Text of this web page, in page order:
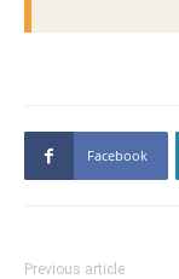
Facebook
Previous article